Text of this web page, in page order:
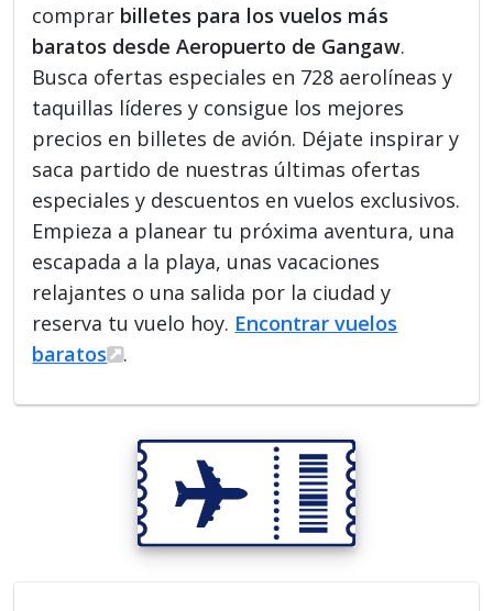
comprar billetes para los vuelos más
baratos desde Aeropuerto de Gangaw.
Busca ofertas especiales en 728 aerolíneas y
taquillas líderes y consigue los mejores
precios en billetes de avión. Déjate inspirar y
saca partido de nuestras últimas ofertas
especiales y descuentos en vuelos exclusivos.
Empieza a planear tu próxima aventura, una
escapada a la playa, unas vacaciones
relajantes o una salida por la ciudad y
reserva tu vuelo hoy. Encontrar vuelos
baratos
.